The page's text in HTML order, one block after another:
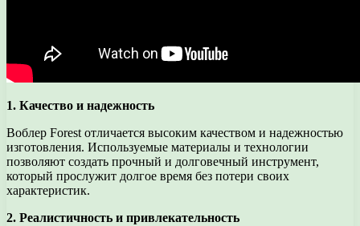
1. Качество и надежность
Воблер Forest отличается высоким качеством и надежностью
изготовления. Используемые материалы и технологии
позволяют создать прочный и долговечный инструмент,
который прослужит долгое время без потери своих
характеристик.
2. Реалистичность и привлекательность